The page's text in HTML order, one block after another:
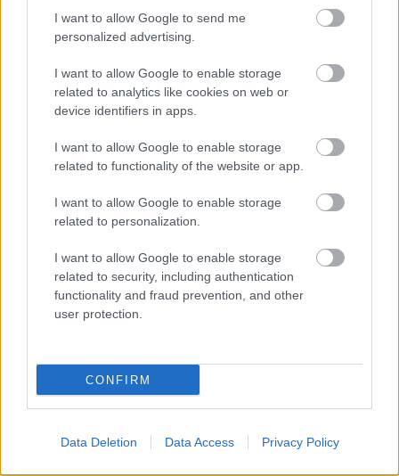
I want to allow Google to send me
personalized advertising.
I want to allow Google to enable storage
related to analytics like cookies on web or
device identifiers in apps.
I want to allow Google to enable storage
related to functionality of the website or app.
I want to allow Google to enable storage
related to personalization.
I want to allow Google to enable storage
related to security, including authentication
functionality and fraud prevention, and other
user protection.
CONFIRM
Data Deletion Data Access Privacy Policy
TITKOK: ITT A SHELBY OAKS – A GONOSZ
NYOMÁBAN MAGYAR ELŐZETESE
SZÁGULDÁS, SÁRKÁNYOK, ROSSZFIÚK – A NYÁR
A bejegyzés trackback címe:
https://kulturpart.hu/api/trackback/id/7830024
Kommentek: